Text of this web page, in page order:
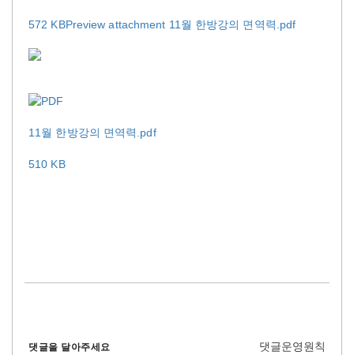
572 KBPreview attachment 11월 한방강의 면역력.pdf
11월 한방강의 면역력.pdf
510 KB
댓글을 달아주세요 댓글운영원칙